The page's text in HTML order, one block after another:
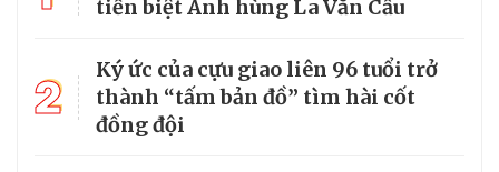
tiễn biệt Anh hùng La Văn Cầu
2
Ký ức của cựu giao liên 96 tuổi trở
thành “tấm bản đồ” tìm hài cốt
đồng đội